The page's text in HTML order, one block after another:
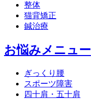
整体
猫背矯正
鍼治療
お悩みメニュー
ぎっくり腰
スポーツ障害
四十肩・五十肩